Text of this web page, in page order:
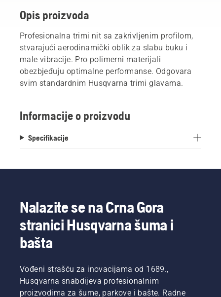
Opis proizvoda
Profesionalna trimi nit sa zakrivljenim profilom,
stvarajući aerodinamički oblik za slabu buku i
male vibracije. Pro polimerni materijali
obezbjeđuju optimalne performanse. Odgovara
svim standardnim Husqvarna trimi glavama.
Informacije o proizvodu
Specifikacije
Nalazite se na Crna Gora
stranici Husqvarna šuma i
bašta
Vođeni strašću za inovacijama od 1689.,
Husqvarna snabdijeva profesionalnim
proizvodima za šume, parkove i bašte. Radne